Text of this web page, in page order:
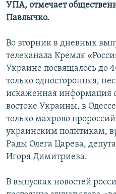
УПА, отмечает
Павлычко.
Во вторник в дневных
телеканала Кремля
Украине посвящалось до
только односторонняя,
искаженная информация
востоке Украины, в
только махрово
украинским политикам,
Рады Олега Царева,
Игоря Димитриева.
В выпусках новостей